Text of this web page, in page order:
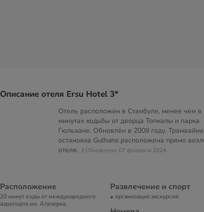
Описание отеля Ersu Hotel 3*
Отель расположен в Стамбуле, менее чем в
минутах ходьбы от дворца Топкапы и парка
Гюльхане. Обновлён в 2009 году.
остановка Gulhane расположена прямо
отеля. // Обновлено 07 февраля 2024
Расположение
20 минут езды от международного
аэропорта им. Ататюрка.
Развлечение и спорт
организация экскурсий